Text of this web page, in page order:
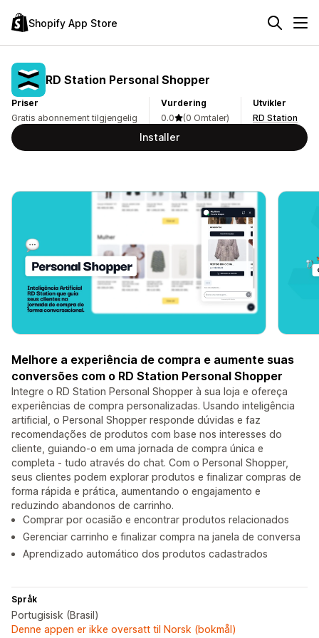
Shopify App Store
RD Station Personal Shopper
Priser
Gratis abonnement tilgjengelig
Vurdering
0.0
(0 Omtaler)
Utvikler
RD Station
Installer
Melhore a experiência de compra e aumente suas
conversões com o RD Station Personal Shopper
Integre o RD Station Personal Shopper à sua loja e ofereça
experiências de compra personalizadas. Usando inteligência
artificial, o Personal Shopper responde dúvidas e faz
recomendações de produtos com base nos interesses do
cliente, guiando-o em uma jornada de compra única e
completa - tudo através do chat. Com o Personal Shopper,
seus clientes podem explorar produtos e finalizar compras de
forma rápida e prática, aumentando o engajamento e
reduzindo abandonos de carrinho.
Comprar por ocasião e encontrar produtos relacionados
Gerenciar carrinho e finalizar compra na janela de conversa
Aprendizado automático dos produtos cadastrados
Språk
Portugisisk (Brasil)
Denne appen er ikke oversatt til Norsk (bokmål)